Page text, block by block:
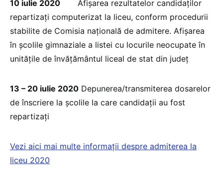
10 iulie 2020 Afișarea rezultatelor candidaților
repartizați computerizat la liceu, conform procedurii
stabilite de Comisia națională de admitere. Afișarea
în școlile gimnaziale a listei cu locurile neocupate în
unitățile de învățământul liceal de stat din județ
13 – 20 iulie 2020 Depunerea/transmiterea dosarelor
de înscriere la școlile la care candidații au fost
repartizați
Vezi aici mai multe informații despre admiterea la
liceu 2020